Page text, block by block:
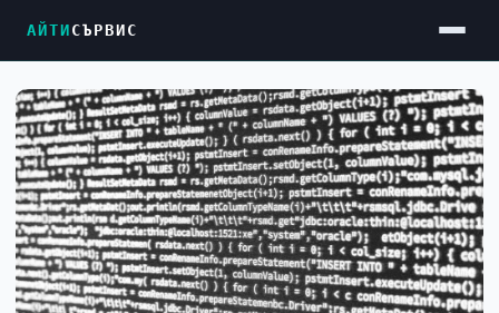
АЙТИСЪРВИС
Услуги
Достъп до Интернет
Резервен Интернет
Видеонаблюдение
Фирмени мрежи